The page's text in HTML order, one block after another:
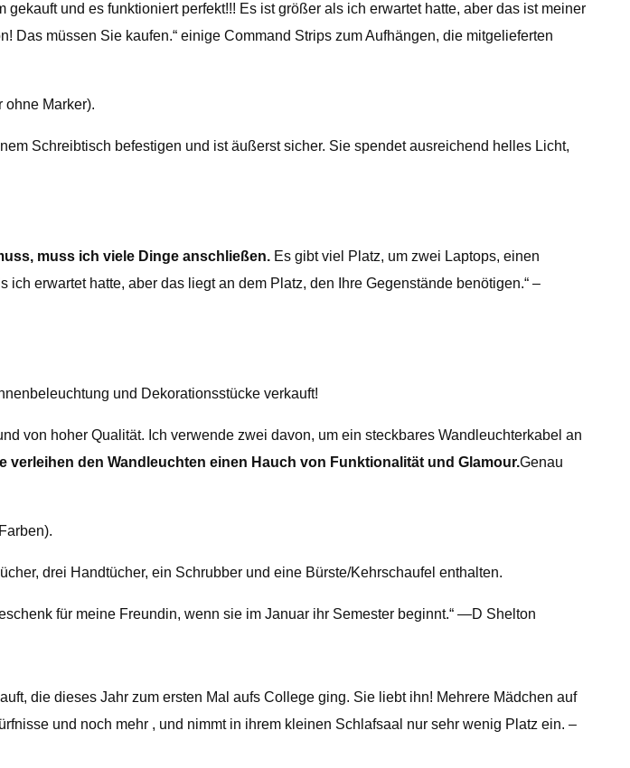
gekauft und es funktioniert perfekt!!! Es ist größer als ich erwartet hatte, aber das ist meiner
Das müssen Sie kaufen.“ einige Command Strips zum Aufhängen, die mitgelieferten
ohne Marker).
Schreibtisch befestigen und ist äußerst sicher. Sie spendet ausreichend helles Licht,
muss ich viele Dinge anschließen. Es gibt viel Platz, um zwei Laptops, einen
erwartet hatte, aber das liegt an dem Platz, den Ihre Gegenstände benötigen.“ –
und Dekorationsstücke verkauft!
von hoher Qualität. Ich verwende zwei davon, um ein steckbares Wandleuchterkabel an
verleihen den Wandleuchten einen Hauch von Funktionalität und Glamour.Genau
drei Handtücher, ein Schrubber und eine Bürste/Kehrschaufel enthalten.
für meine Freundin, wenn sie im Januar ihr Semester beginnt.“ —D Shelton
die dieses Jahr zum ersten Mal aufs College ging. Sie liebt ihn! Mehrere Mädchen auf
und noch mehr , und nimmt in ihrem kleinen Schlafsaal nur sehr wenig Platz ein. –